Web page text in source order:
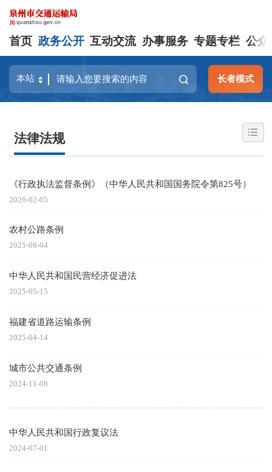
首页 政务公开 互动交流 办事服务 专题专栏 公众
长者模式
法律法规
《行政执法监督条例》（中华人民共和国国务院令第825号）
2026-02-05
农村公路条例
2025-08-04
中华人民共和国民营经济促进法
2025-05-15
福建省道路运输条例
2025-04-14
城市公共交通条例
2024-11-08
中华人民共和国行政复议法
2024-07-01